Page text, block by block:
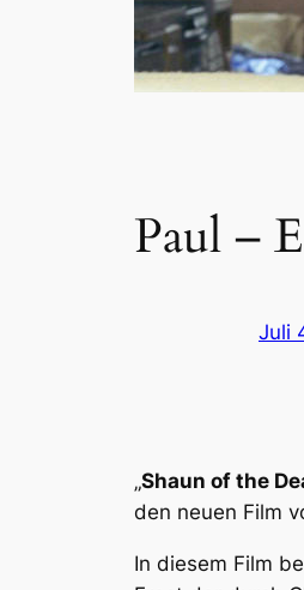
Paul –
Juli
„Shaun of the
den neuen Film
In diesem Film